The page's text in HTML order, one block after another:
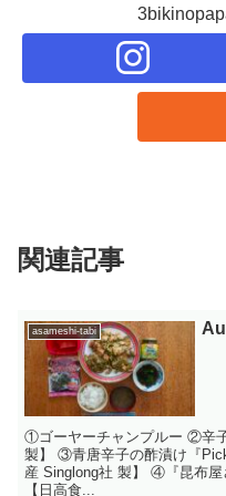
関連記事
asameshi-tabi
①ゴーヤーチャンプルー ②辛
製】 ③青唐辛子の酢漬け『
産 Singlong社 製】 ④『昆布屋
【日高食...